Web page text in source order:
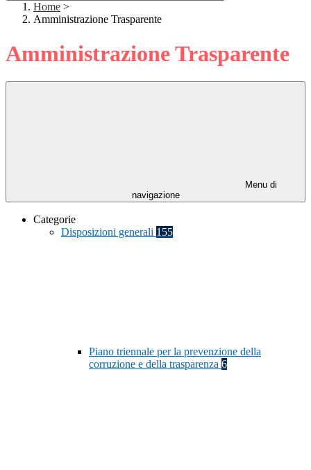
Home >
Amministrazione Trasparente
Amministrazione Trasparente
Menu di
navigazione
Categorie
Disposizioni generali 155
Piano triennale per la prevenzione della
corruzione e della trasparenza 6